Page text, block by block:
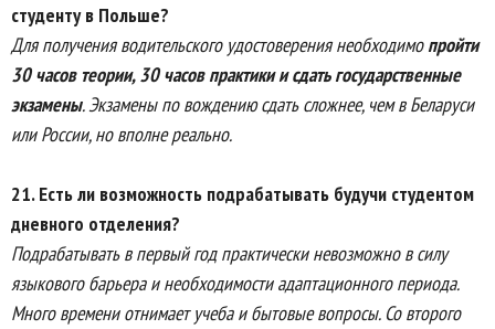
студенту в Польше?
Для получения водительского удостоверения необходимопройти
30 часов теории, 30 часов практики и сдать государственные
экзамены. Экзамены по вождению сдать сложнее, чем в Беларуси
или России, но вполне реально.
21. Есть ли возможность подрабатывать будучи студентом
дневного отделения?
Подрабатывать в первый год практически невозможно в силу
языкового барьера и необходимости адаптационного периода.
Много времени отнимает учеба и бытовые вопросы. Со второго